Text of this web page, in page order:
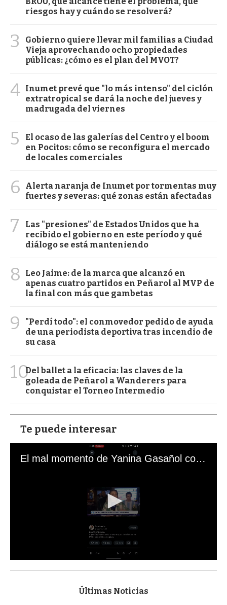
riesgos hay y cuándo se resolverá?
3
Gobierno quiere llevar mil familias a Ciudad
Vieja aprovechando ocho propiedades
públicas: ¿cómo es el plan del MVOT?
4 Inumet prevé que "lo más intenso" del ciclón
extratropical se dará la noche del jueves y
madrugada del viernes
5
El ocaso de las galerías del Centro y el boom
en Pocitos: cómo se reconfigura el mercado
de locales comerciales
6
Alerta naranja de Inumet por tormentas muy
fuertes y severas: qué zonas están afectadas
7
Las "presiones" de Estados Unidos que ha
recibido el gobierno en este período y qué
diálogo se está manteniendo
8
Leo Jaime: de la marca que alcanzó en
apenas cuatro partidos en Peñarol al MVP de
la final con más que gambetas
9
"Perdí todo": el conmovedor pedido de ayuda
de una periodista deportiva tras incendio de
su casa
10Del ballet a la eficacia: las claves de la
goleada de Peñarol a Wanderers para
conquistar el Torneo Intermedio
Te puede interesar
El mal momento de Yanina Gasañol con un hincha argentino en "Subrayado"
s
Últimas Noticias